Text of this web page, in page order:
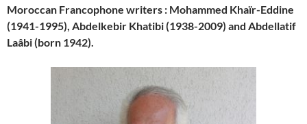
Moroccan Francophone writers : Mohammed Khaïr-Eddine
(1941-1995), Abdelkebir Khatibi (1938-2009) and Abdellatif
Laâbi (born 1942).